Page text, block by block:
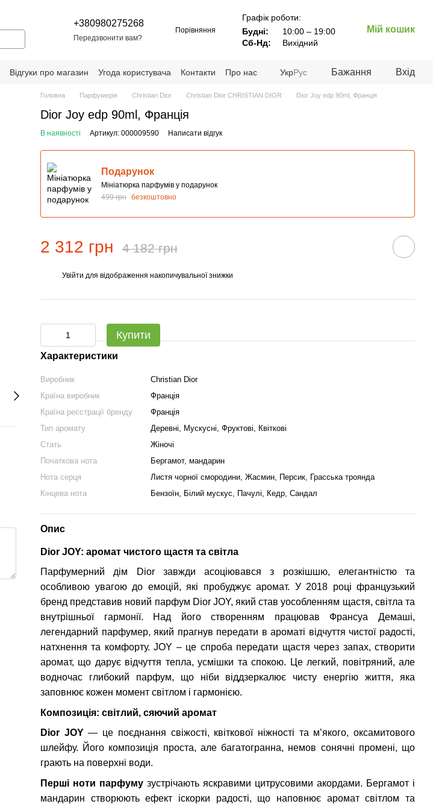
+380980275268
Передзвонити вам?
Порівняння
Графік роботи:
Будні:
10:00 – 19:00
Сб-Нд:
Вихідний
Мій кошик
Відгуки про магазин Угода користувача Контакти
Про нас
УкрРус Бажання Вхід
Головна Парфумерія Christian Dior Christian Dior CHRISTIAN DIOR Dior Joy edp 90ml, Франція
Dior Joy edp 90ml, Франція
В наявності Артикул: 000009590 Написати відгук
Подарунок
Мініатюрка парфумів у подарунок
499 грн безкоштовно
2 312 грн 4 182 грн
Увійти для відображення накопичувальної знижки
Купити
Характеристики
Виробник
Christian Dior
Країна виробник
Франція
Країна реєстрації бренду
Франція
Тип аромату
Деревні, Мускусні, Фруктові, Квіткові
Стать
Жіночі
Початкова нота
Бергамот, мандарин
Нота серця
Листя чорної смородини, Жасмин, Персик, Грасська троянда
Кінцева нота
Бензоїн, Білий мускус, Пачулі, Кедр, Сандал
Опис
Dior JOY: аромат чистого щастя та світла
Парфумерний дім Dior завжди асоціювався з розкішшю, елегантністю та
особливою увагою до емоцій, які пробуджує аромат. У 2018 році французький
бренд представив новий парфум Dior JOY, який став уособленням щастя, світла та
внутрішньої гармонії. Над його створенням працював Франсуа Демаші,
легендарний парфумер, який прагнув передати в ароматі відчуття чистої радості,
натхнення та комфорту. JOY – це спроба передати щастя через запах, створити
аромат, що дарує відчуття тепла, усмішки та спокою. Це легкий, повітряний, але
водночас глибокий парфум, що ніби віддзеркалює чисту енергію життя, яка
заповнює кожен момент світлом і гармонією.
Композиція: світлий, сяючий аромат
Dior JOY— це поєднання свіжості, квіткової ніжності та м’якого, оксамитового
шлейфу. Його композиція проста, але багатогранна, немов сонячні промені, що
грають на поверхні води.
Перші ноти парфуму зустрічають яскравими цитрусовими акордами. Бергамот і
мандарин створюють ефект іскорки радості, що наповнює аромат світлом та